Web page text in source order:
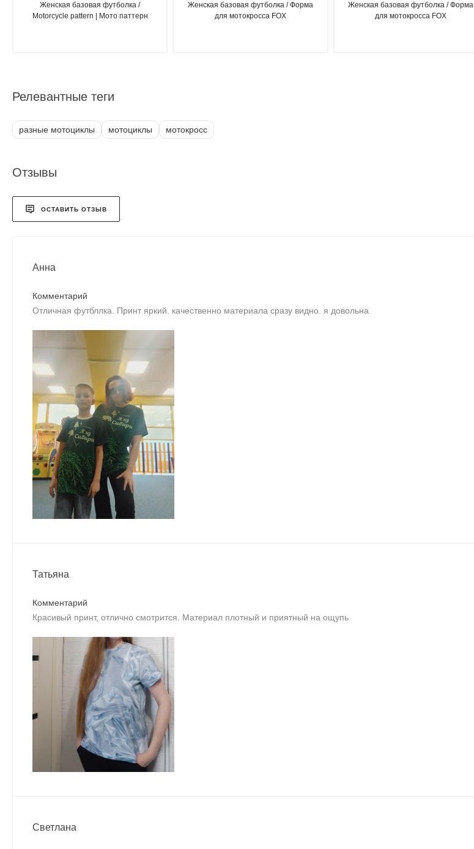
Женская базовая футболка /
Motorcycle pattern | Мото паттерн
Женская базовая футболка / Форма
для мотокросса FOX
Женская базовая футболка / Форма
для мотокросса FOX
Релевантные теги
разные мотоциклы мотоциклы мотокросс
Отзывы
ОСТАВИТЬ ОТЗЫВ
Анна
Комментарий
Отличная футбллка. Принт яркий. качественно материала сразу видно. я довольна
Татьяна
Комментарий
Красивый принт, отлично смотрится. Материал плотный и приятный на ощупь
Светлана